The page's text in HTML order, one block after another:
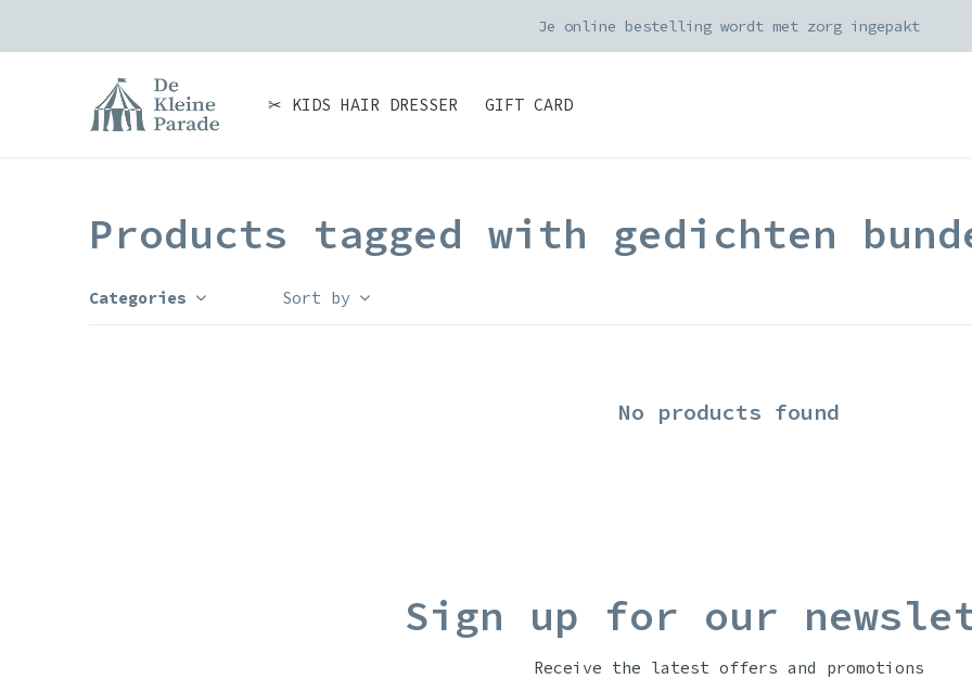
✂ KIDS HAIR DRESSER GIFT CARD
Je online bestelling wordt met zorg ingepakt
Products tagged with gedichten
Categories Sort by
No products found
Sign up for our
Receive the latest offers and promotions